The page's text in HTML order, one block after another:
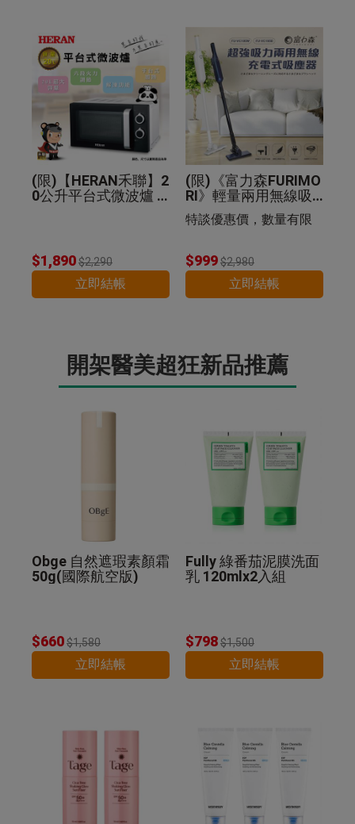
(限)【HERAN禾聯】2
0公升平台式微波爐 2
$1,890$2,290
立即結帳
(限)《富力森FURIMO
RI》輕量兩用無線吸
塵器
特談優惠價，數量有限
$999$2,980
立即結帳
開架醫美超狂新品推薦
Obge 自然遮瑕素顏霜
50g(國際航空版)
$660$1,580
立即結帳
Fully 綠番茄泥膜洗面
乳 120mlx2入組
$798$1,500
立即結帳